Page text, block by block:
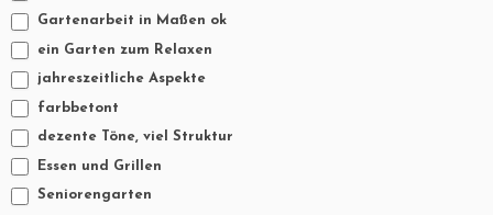
Gartenarbeit in Maßen ok
ein Garten zum Relaxen
jahreszeitliche Aspekte
farbbetont
dezente Töne, viel Struktur
Essen und Grillen
Seniorengarten